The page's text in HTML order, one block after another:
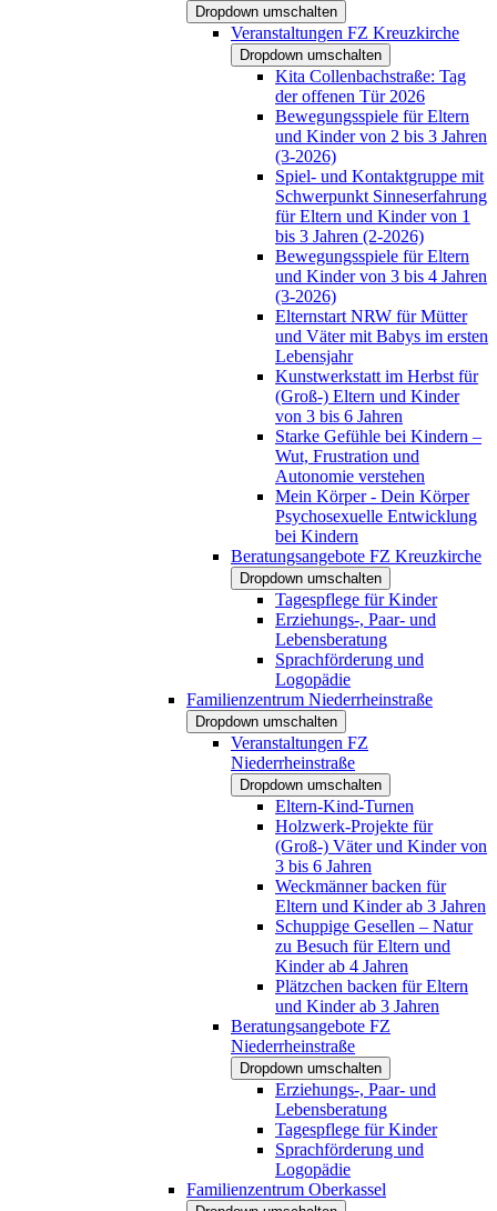
Dropdown umschalten
Veranstaltungen FZ Kreuzkirche
Dropdown umschalten
Kita Collenbachstraße: Tag
der offenen Tür 2026
Bewegungsspiele für Eltern
und Kinder von 2 bis 3 Jahren
(3-2026)
Spiel- und Kontaktgruppe mit
Schwerpunkt Sinneserfahrung
für Eltern und Kinder von 1
bis 3 Jahren (2-2026)
Bewegungsspiele für Eltern
und Kinder von 3 bis 4 Jahren
(3-2026)
Elternstart NRW für Mütter
und Väter mit Babys im ersten
Lebensjahr
Kunstwerkstatt im Herbst für
(Groß-) Eltern und Kinder
von 3 bis 6 Jahren
Starke Gefühle bei Kindern –
Wut, Frustration und
Autonomie verstehen
Mein Körper - Dein Körper
Psychosexuelle Entwicklung
bei Kindern
Beratungsangebote FZ Kreuzkirche
Dropdown umschalten
Tagespflege für Kinder
Erziehungs-, Paar- und
Lebensberatung
Sprachförderung und
Logopädie
Familienzentrum Niederrheinstraße
Dropdown umschalten
Veranstaltungen FZ
Niederrheinstraße
Dropdown umschalten
Eltern-Kind-Turnen
Holzwerk-Projekte für
(Groß-) Väter und Kinder von
3 bis 6 Jahren
Weckmänner backen für
Eltern und Kinder ab 3 Jahren
Schuppige Gesellen – Natur
zu Besuch für Eltern und
Kinder ab 4 Jahren
Plätzchen backen für Eltern
und Kinder ab 3 Jahren
Beratungsangebote FZ
Niederrheinstraße
Dropdown umschalten
Erziehungs-, Paar- und
Lebensberatung
Tagespflege für Kinder
Sprachförderung und
Logopädie
Familienzentrum Oberkassel